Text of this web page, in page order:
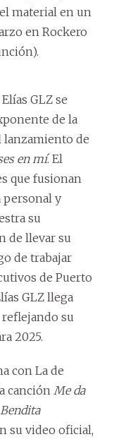
material en un
en Rockero
GLZ se
de la
lanzamiento de
en mí. El
que fusionan
personal y
su
de llevar su
de trabajar
de Puerto
GLZ llega
su
2025.
con La de
canción Me da
Bendita
su video oficial,